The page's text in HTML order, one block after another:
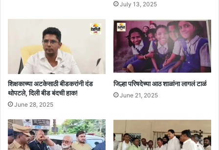
July 13, 2025
शिक्षकाच्या अटकेसाठी बीडकरांनी दंड
थोपटले, दिली बीड बंदची हाक!
June 28, 2025
जिल्हा परिषदेच्या आठ शाळांना लागलं टाळं
June 21, 2025